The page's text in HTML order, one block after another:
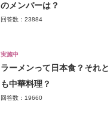
のメンバーは？
回答数：23884
実施中
ラーメンって日本食？それと
も中華料理？
回答数：19660